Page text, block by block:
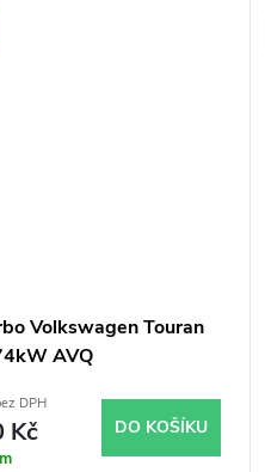
Volkswagen Touran
AVQ
DPH
Kč DO KOŠÍKU